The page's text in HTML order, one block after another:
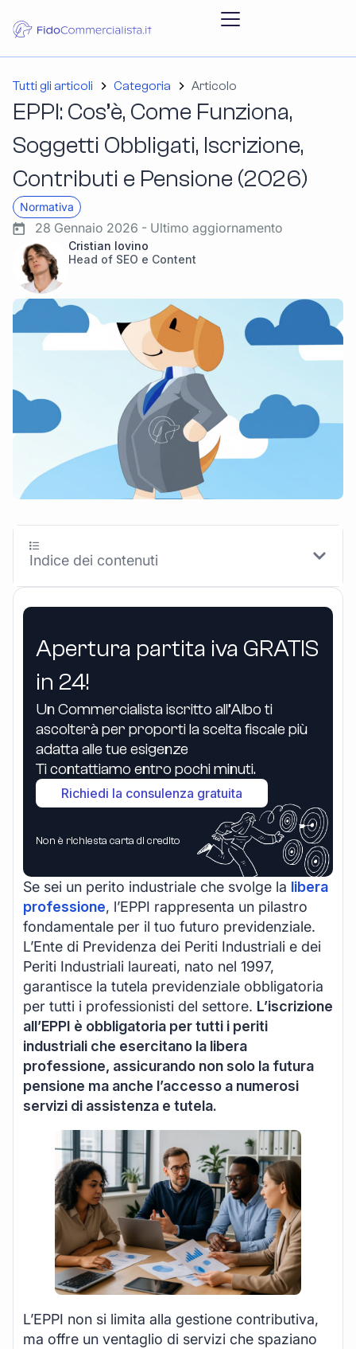
Tutti gli articoli Categoria Articolo
EPPI: Cos’è, Come Funziona,
Soggetti Obbligati, Iscrizione,
Contributi e Pensione (2026)
Normativa
28 Gennaio 2026 - Ultimo aggiornamento
Cristian Iovino
Head of SEO e Content
Apertura partita iva GRATIS
in 24!
Un Commercialista iscritto all’Albo ti
ascolterà per proporti la scelta fiscale più
adatta alle tue esigenze
Ti contattiamo entro pochi minuti.
Richiedi la consulenza gratuita
Non è richiesta carta di credito
Se sei un perito industriale che svolge la libera
professione, l’EPPI rappresenta un pilastro
fondamentale per il tuo futuro previdenziale.
L’Ente di Previdenza dei Periti Industriali e dei
Periti Industriali laureati, nato nel 1997,
garantisce la tutela previdenziale obbligatoria
per tutti i professionisti del settore. L’iscrizione
all’EPPI è obbligatoria per tutti i periti
industriali che esercitano la libera
professione, assicurando non solo la futura
pensione ma anche l’accesso a numerosi
servizi di assistenza e tutela.
L’EPPI non si limita alla gestione contributiva,
ma offre un ventaglio di servizi che spaziano
Indice dei contenuti